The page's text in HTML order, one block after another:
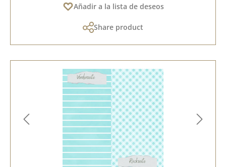
Añadir a la lista de deseos
Share product